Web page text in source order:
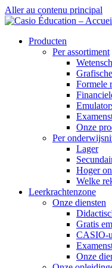
Aller au contenu principal
Producten
Per assortiment
Formele
Onze
Per
Lager
Hoger
Welke
Leerkrachtenzone
Onze diensten
Gratis
CASIO-
Onze